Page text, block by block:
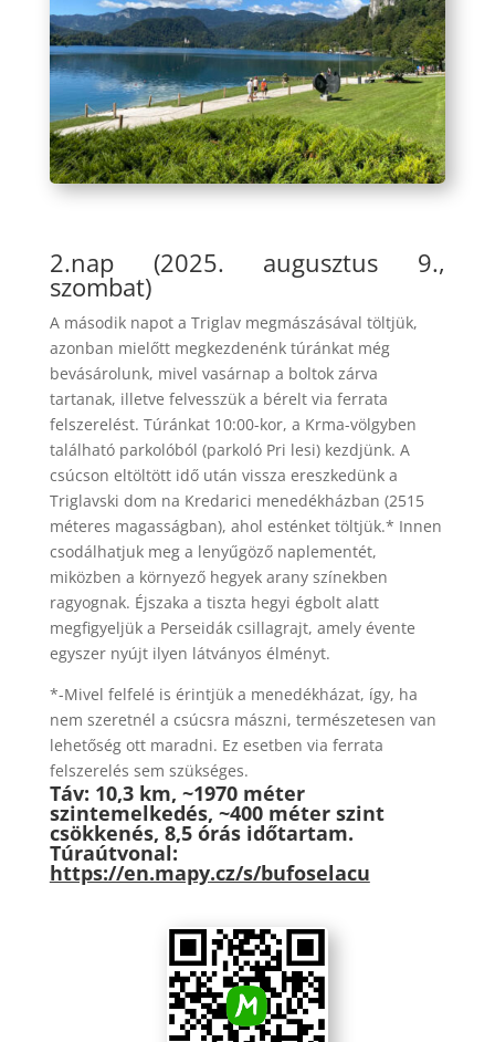
2.nap (2025. augusztus 9.,
szombat)
A második napot a Triglav megmászásával töltjük,
azonban mielőtt megkezdenénk túránkat még
bevásárolunk, mivel vasárnap a boltok zárva
tartanak, illetve felvesszük a bérelt via ferrata
felszerelést. Túránkat 10:00-kor, a Krma-völgyben
található parkolóból (parkoló Pri lesi) kezdjünk. A
csúcson eltöltött idő után vissza ereszkedünk a
Triglavski dom na Kredarici menedékházban (2515
méteres magasságban), ahol esténket töltjük.* Innen
csodálhatjuk meg a lenyűgöző naplementét,
miközben a környező hegyek arany színekben
ragyognak. Éjszaka a tiszta hegyi égbolt alatt
megfigyeljük a Perseidák csillagrajt, amely évente
egyszer nyújt ilyen látványos élményt.
*-Mivel felfelé is érintjük a menedékházat, így, ha
nem szeretnél a csúcsra mászni, természetesen van
lehetőség ott maradni. Ez esetben via ferrata
felszerelés sem szükséges.
Táv: 10,3 km, ~1970 méter
szintemelkedés, ~400 méter szint
csökkenés, 8,5 órás időtartam.
Túraútvonal:
https://en.mapy.cz/s/bufoselacu